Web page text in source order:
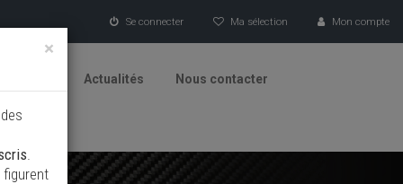
Se connecter Ma sélection Mon compte
Actualités Nous contacter
×
.